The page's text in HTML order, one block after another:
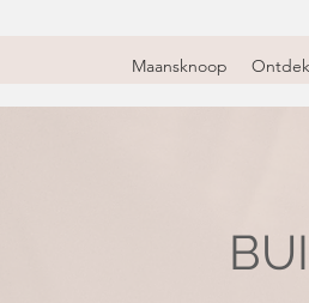
Maansknoop